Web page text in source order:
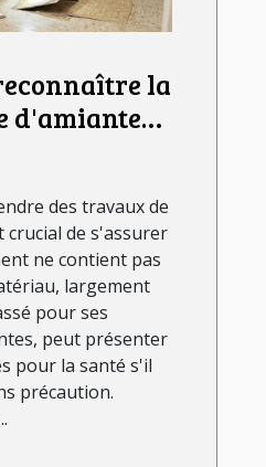
la
d'amiante
?
des travaux de
crucial de s'assurer
ne contient pas
largement
pour ses
peut présenter
pour la santé s'il
précaution.